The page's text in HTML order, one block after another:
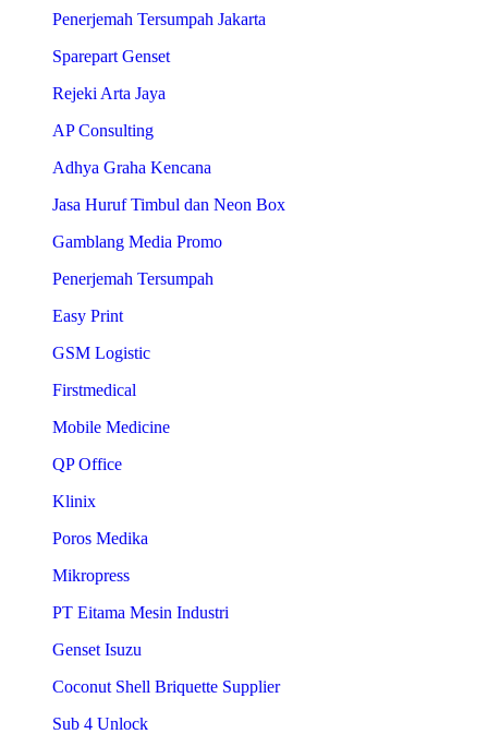
Penerjemah Tersumpah Jakarta
Sparepart Genset
Rejeki Arta Jaya
AP Consulting
Adhya Graha Kencana
Jasa Huruf Timbul dan Neon Box
Gamblang Media Promo
Penerjemah Tersumpah
Easy Print
GSM Logistic
Firstmedical
Mobile Medicine
QP Office
Klinix
Poros Medika
Mikropress
PT Eitama Mesin Industri
Genset Isuzu
Coconut Shell Briquette Supplier
Sub 4 Unlock